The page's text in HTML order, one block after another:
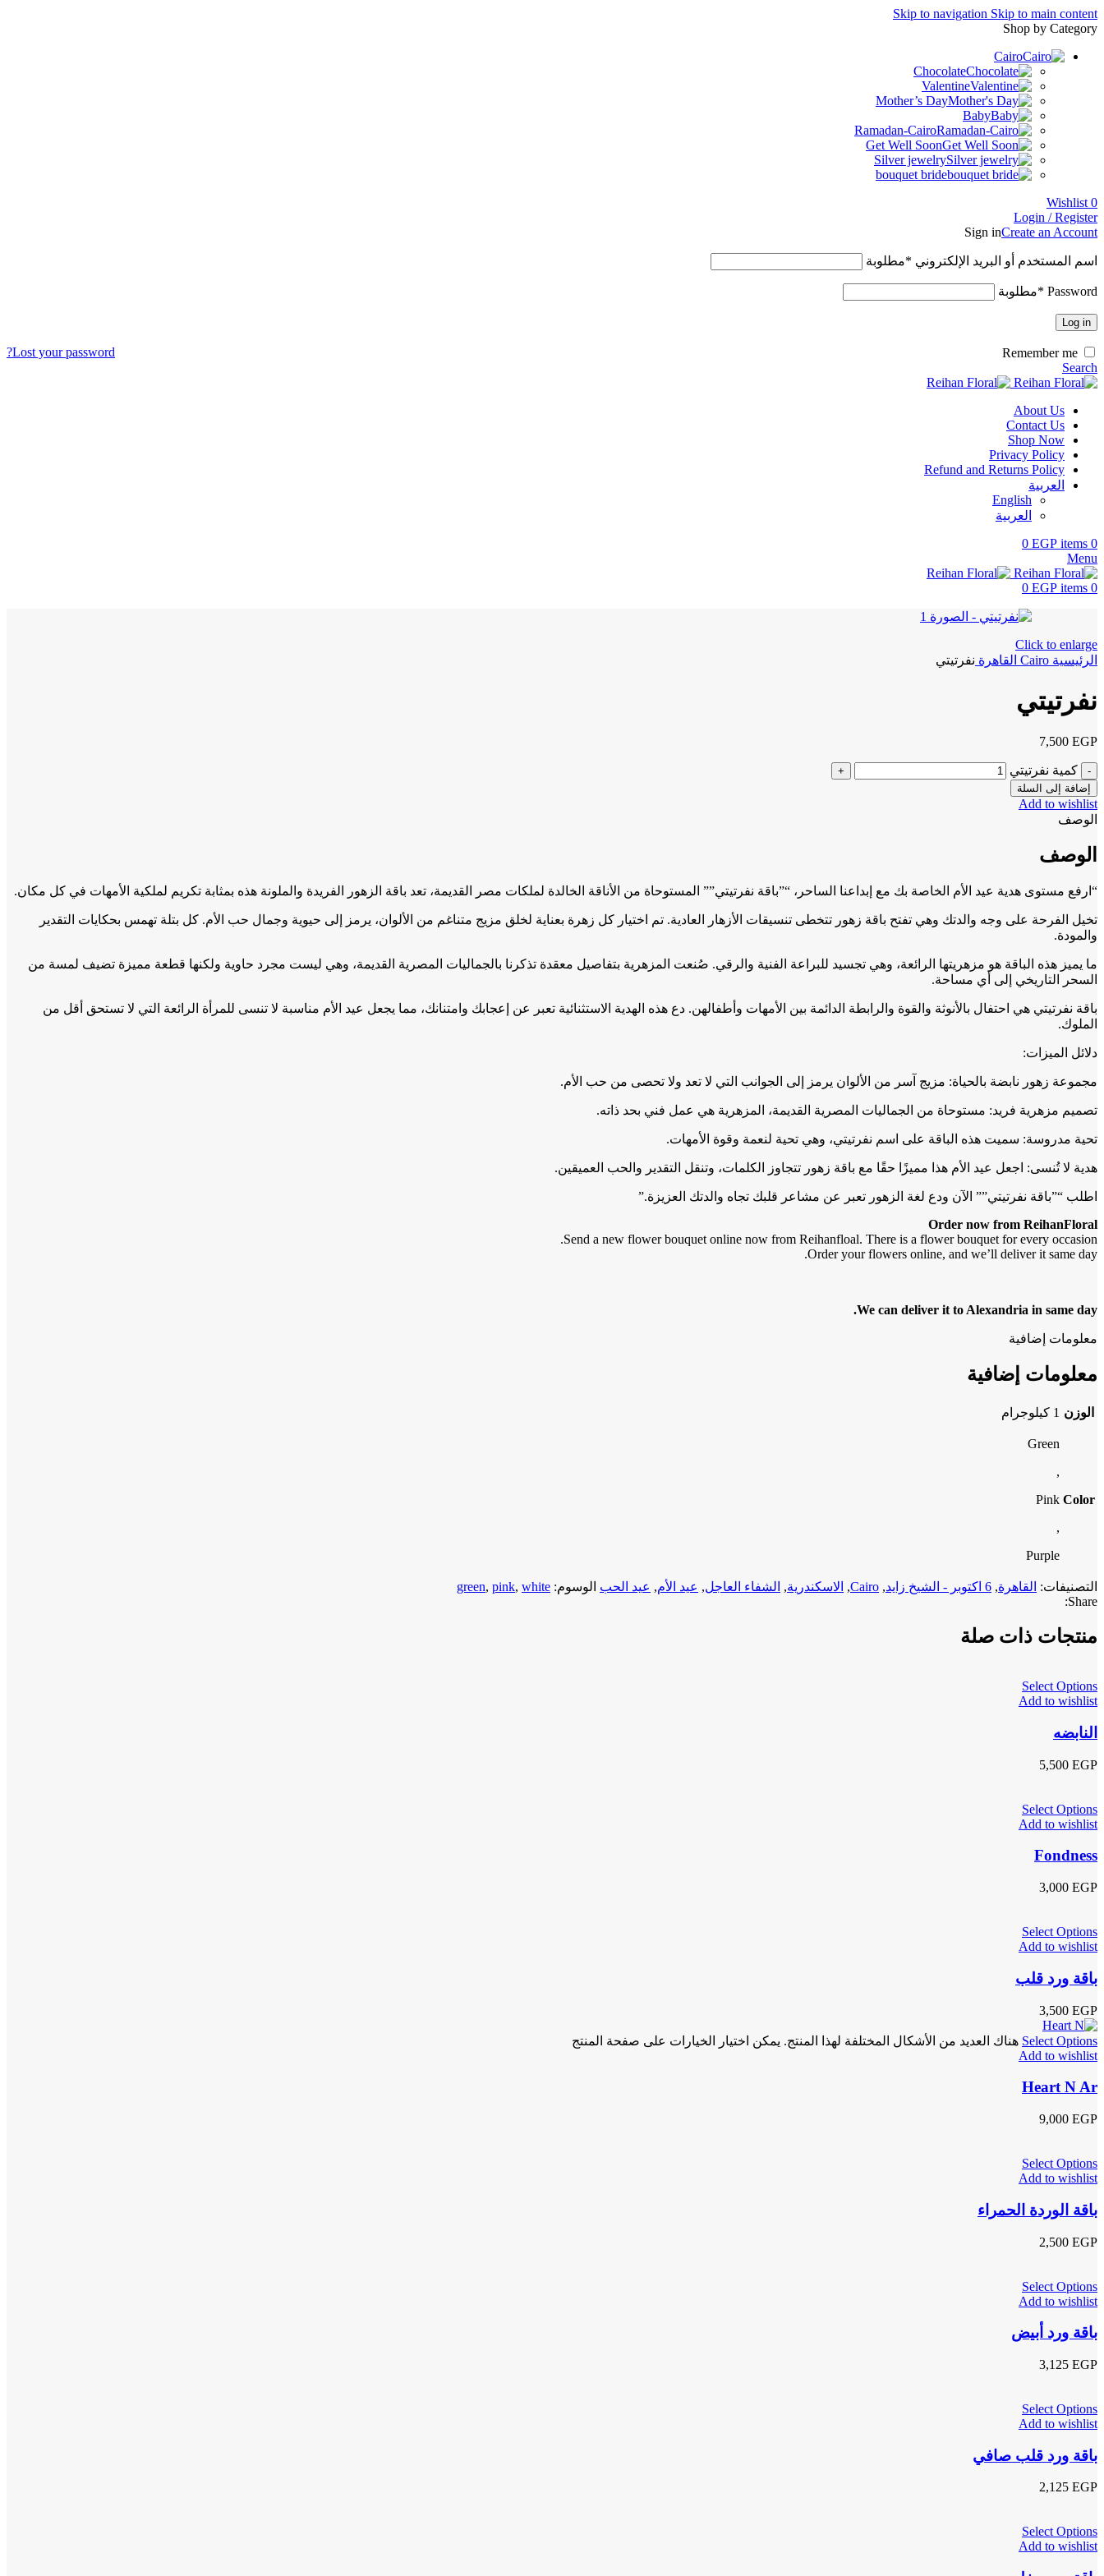
Skip to navigation Skip to main content
Shop by Category
Cairo
Chocolate
Valentine
Mother’s Day
Baby
Ramadan-Cairo
Get Well Soon
Silver jewelry
bouquet bride
0
Wishlist
Login / Register
Sign inCreate an Account
اسم المستخدم أو البريد الإلكتروني *مطلوبة
Password
*مطلوبة
Log in
Lost your password?
Remember me
Search
About Us
Contact Us
Shop Now
Privacy Policy
Refund and Returns Policy
العربية
English
العربية
0
items
0 EGP
Menu
0
items
0 EGP
Click to enlarge
الرئيسية Cairo القاهرة نفرتيتي
نفرتيتي
7,500 EGP
كمية نفرتيتي
إضافة إلى السلة
Add to wishlist
الوصف
الوصف
“ارفع مستوى هدية عيد الأم الخاصة بك مع إبداعنا الساحر، “”باقة نفرتيتي”” المستوحاة من الأناقة الخالدة لملكات مصر القديمة، تعد باقة الزهور الفريدة والملونة هذه بمثابة تكريم لملكية الأمهات في كل مكان.
تخيل الفرحة على وجه والدتك وهي تفتح باقة زهور تتخطى تنسيقات الأزهار العادية. تم اختيار كل زهرة بعناية لخلق مزيج متناغم من الألوان، يرمز إلى حيوية وجمال حب الأم. كل بتلة تهمس بحكايات التقدير
والمودة.
ما يميز هذه الباقة هو مزهريتها الرائعة، وهي تجسيد للبراعة الفنية والرقي. صُنعت المزهرية بتفاصيل معقدة تذكرنا بالجماليات المصرية القديمة، وهي ليست مجرد حاوية ولكنها قطعة مميزة تضيف لمسة من
السحر التاريخي إلى أي مساحة.
باقة نفرتيتي هي احتفال بالأنوثة والقوة والرابطة الدائمة بين الأمهات وأطفالهن. دع هذه الهدية الاستثنائية تعبر عن إعجابك وامتنانك، مما يجعل عيد الأم مناسبة لا تنسى للمرأة الرائعة التي لا تستحق أقل من
الملوك.
دلائل الميزات:
مجموعة زهور نابضة بالحياة: مزيج آسر من الألوان يرمز إلى الجوانب التي لا تعد ولا تحصى من حب الأم.
تصميم مزهرية فريد: مستوحاة من الجماليات المصرية القديمة، المزهرية هي عمل فني بحد ذاته.
تحية مدروسة: سميت هذه الباقة على اسم نفرتيتي، وهي تحية لنعمة وقوة الأمهات.
هدية لا تُنسى: اجعل عيد الأم هذا مميزًا حقًا مع باقة زهور تتجاوز الكلمات، وتنقل التقدير والحب العميقين.
اطلب “”باقة نفرتيتي”” الآن ودع لغة الزهور تعبر عن مشاعر قلبك تجاه والدتك العزيزة.”
Order now from ReihanFloral
Send a new flower bouquet online now from Reihanfloal. There is a flower bouquet for every occasion.
Order your flowers online, and we’ll deliver it same day.
We can deliver it to Alexandria in same day.
معلومات إضافية
معلومات إضافية
الوزن 1 كيلوجرام
Color
Green
,
Pink
,
Purple
التصنيفات: القاهرة, 6 اكتوبر - الشيخ زايد ,
Cairo
, الاسكندرية, الشفاء العاجل, عيد الأم, عيد الحب الوسوم: green, pink, white
Share:
منتجات ذات صلة
Select Options
Add to wishlist
النابضه
5,500 EGP
Select Options
Add to wishlist
Fondness
3,000 EGP
Select Options
Add to wishlist
باقة ورد قلب
3,500 EGP
Select Options هناك العديد من الأشكال المختلفة لهذا المنتج. يمكن اختيار الخيارات على صفحة المنتج
Add to wishlist
Heart N Ar
9,000 EGP
Select Options
Add to wishlist
باقة الوردة الحمراء
2,500 EGP
Select Options
Add to wishlist
باقة ورد أبيض
3,125 EGP
Select Options
Add to wishlist
باقة ورد قلب صافي
2,125 EGP
Select Options
Add to wishlist